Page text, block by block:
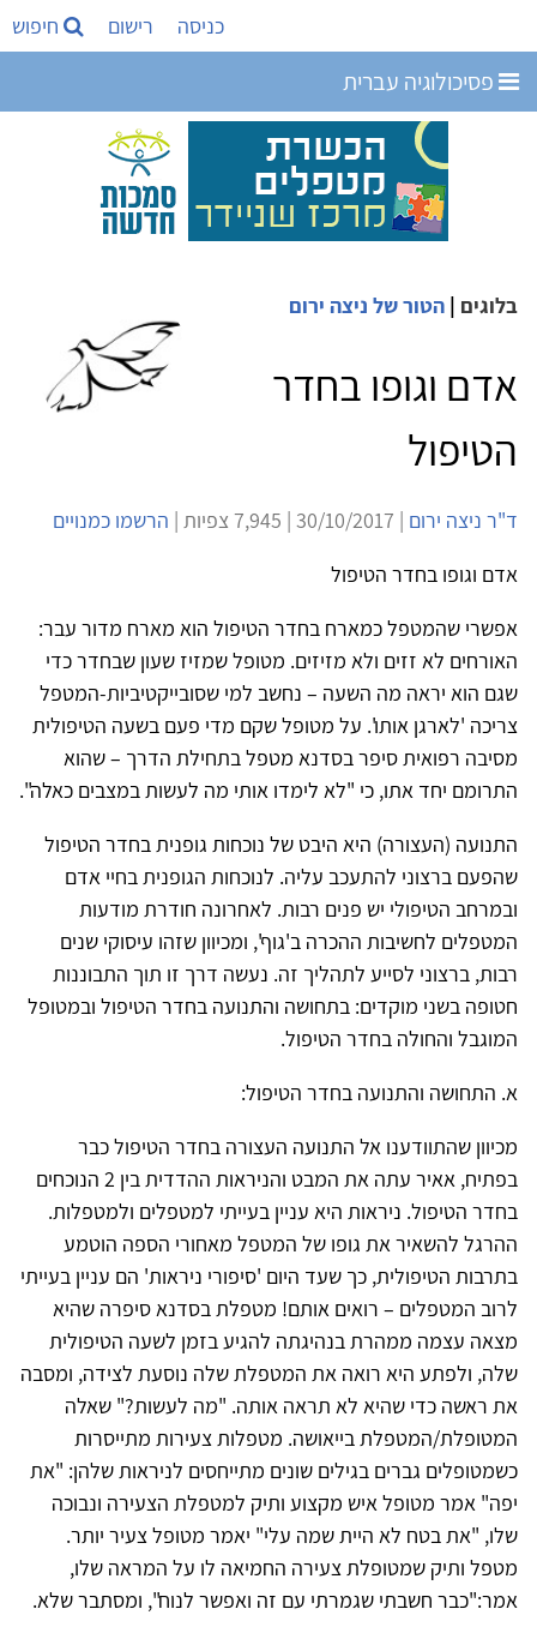
כניסה רישום חיפוש
פסיכולוגיה עברית
בלוגים | הטור של ניצה ירום
אדם וגופו בחדר
הטיפול
ד"ר ניצה ירום | 30/10/2017 | 7,945 צפיות |
הרשמו כמנויים
אדם וגופו בחדר הטיפול
אפשרי שהמטפל כמארח בחדר הטיפול הוא מארח מדור עבר:
האורחים לא זזים ולא מזיזים. מטופל שמזיז שעון שבחדר כדי
שגם הוא יראה מה השעה – נחשב למי שסובייקטיביות-המטפל
צריכה 'לארגן אותו'. על מטופל שקם מדי פעם בשעה הטיפולית
מסיבה רפואית סיפר בסדנא מטפל בתחילת הדרך – שהוא
התרומם יחד אתו, כי "לא לימדו אותי מה לעשות במצבים כאלה".
התנועה (העצורה) היא היבט של נוכחות גופנית בחדר הטיפול
שהפעם ברצוני להתעכב עליה. לנוכחות הגופנית בחיי אדם
ובמרחב הטיפולי יש פנים רבות. לאחרונה חודרת מודעות
המטפלים לחשיבות ההכרה ב'גוף', ומכיוון שזהו עיסוקי שנים
רבות, ברצוני לסייע לתהליך זה. נעשה דרך זו תוך התבוננות
חטופה בשני מוקדים: בתחושה והתנועה בחדר הטיפול ובמטופל
המוגבל והחולה בחדר הטיפול.
א. התחושה והתנועה בחדר הטיפול:
מכיוון שהתוודענו אל התנועה העצורה בחדר הטיפול כבר
בפתיח, אאיר עתה את המבט והניראות ההדדית בין 2 הנוכחים
בחדר הטיפול. ניראות היא עניין בעייתי למטפלים ולמטפלות.
ההרגל להשאיר את גופו של המטפל מאחורי הספה הוטמע
בתרבות הטיפולית, כך שעד היום 'סיפורי ניראות' הם עניין בעייתי
לרוב המטפלים – רואים אותם! מטפלת בסדנא סיפרה שהיא
מצאה עצמה ממהרת בנהיגתה להגיע בזמן לשעה הטיפולית
שלה, ולפתע היא רואה את המטפלת שלה נוסעת לצידה, ומסבה
את ראשה כדי שהיא לא תראה אותה. "מה לעשות?" שאלה
המטופלת/המטפלת בייאושה. מטפלות צעירות מתייסרות
כשמטופלים גברים בגילים שונים מתייחסים לניראות שלהן: "את
יפה" אמר מטופל איש מקצוע ותיק למטפלת הצעירה ונבוכה
שלו, "את בטח לא היית שמה עלי" יאמר מטופל צעיר יותר.
מטפל ותיק שמטופלת צעירה החמיאה לו על המראה שלו,
אמר:"כבר חשבתי שגמרתי עם זה ואפשר לנוח", ומסתבר שלא.